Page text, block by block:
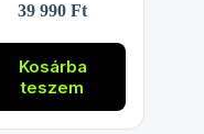
39 990Ft
Kosárba
teszem